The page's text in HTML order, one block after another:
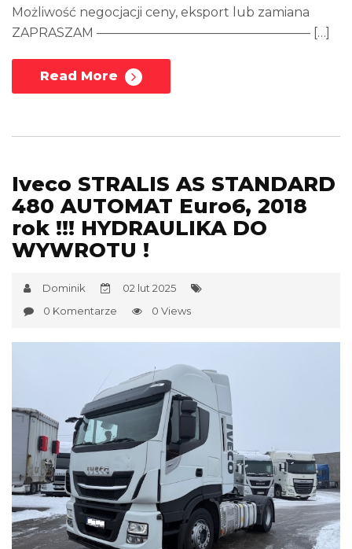
Możliwość negocjacji ceny, eksport lub zamiana
ZAPRASZAM ————————————————— […]
Read More
Iveco STRALIS AS STANDARD
480 AUTOMAT Euro6, 2018
rok !!! HYDRAULIKA DO
WYWROTU !
Dominik
02 lut 2025
0 Komentarze
0 Views